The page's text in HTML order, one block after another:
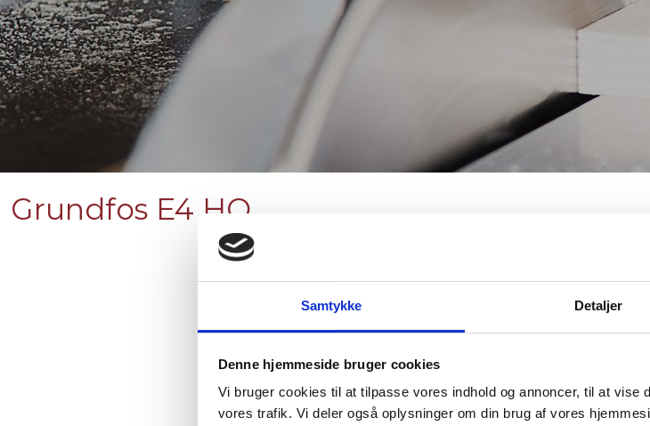
Samtykke Detaljer
Denne hjemmeside bruger cookies
Vi bruger cookies til at tilpasse vores indhold og annoncer, til at vise
vores trafik. Vi deler også oplysninger om din brug af vores
Grundfos E4 HQ